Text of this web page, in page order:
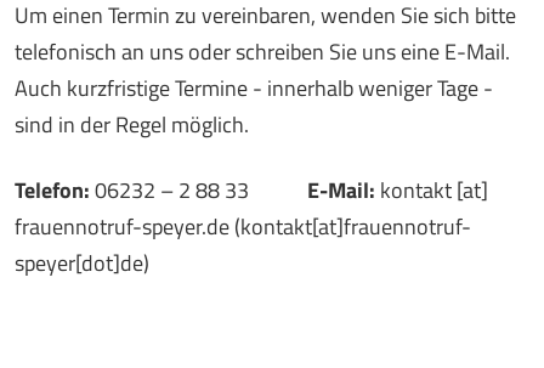
Um einen Termin zu vereinbaren, wenden Sie sich bitte
telefonisch an uns oder schreiben Sie uns eine E-Mail.
Auch kurzfristige Termine - innerhalb weniger Tage -
sind in der Regel möglich.
Telefon:06232 – 2 88 33 E-Mail: kontakt[at]
frauennotruf-speyer.de(kontakt[at]frauennotruf-
speyer[dot]de)